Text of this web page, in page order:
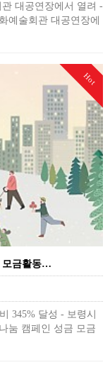
대공연장에서 열려 -
예술회관 대공연장에
Hot
모금활동…
345% 달성 - 보령시
눔 캠페인 성금 모금